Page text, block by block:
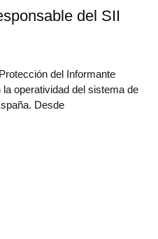
del SII
del Informante
operatividad del sistema de
Desde